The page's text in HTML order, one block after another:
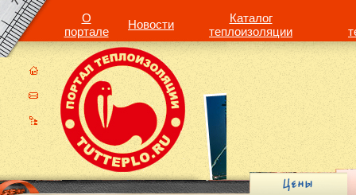
О
портале
Новости
Каталог
теплоизоляции